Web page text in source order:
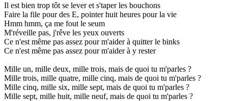
Il est bien trop tôt se lever et s'taper les bouchons
Faire la file pour des E, pointer huit heures pour la vie
Hmm hmm, ça me fout le seum
M'réveille pas, j'rêve les yeux ouverts
Ce n'est même pas assez pour m'aider à quitter le binks
Ce n'est même pas assez pour m'aider à y rester
Mille un, mille deux, mille trois, mais de quoi tu m'parles ?
Mille trois, mille quatre, mille cinq, mais de quoi tu m'parles ?
Mille cinq, mille six, mille sept, mais de quoi tu m'parles ?
Mille sept, mille huit, mille neuf, mais de quoi tu m'parles ?